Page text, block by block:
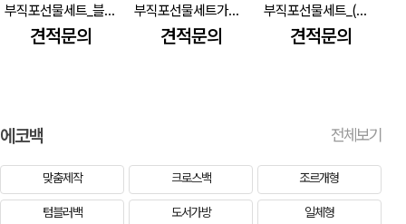
부직포선물세트_블루 선물세트 가방 (400*140*260mm)
견적문의
부직포선물세트가방_(컬러 선물세트 가방) (390*200*290mm)
견적문의
부직포선물세트_(그림 테두리 선물세트 가방) (570*150*460mm)
견적문의
에코백 전체보기
맞춤제작 크로스백 조르개형
텀블러백 도서가방 일체형